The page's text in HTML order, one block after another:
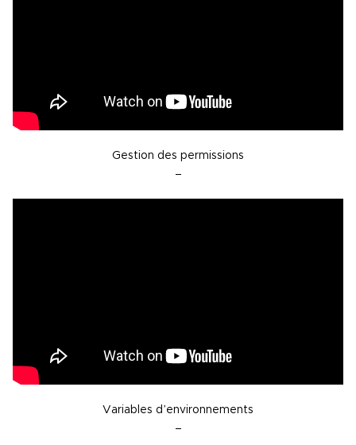
Gestion des permissions
–
Variables d’environnements
–